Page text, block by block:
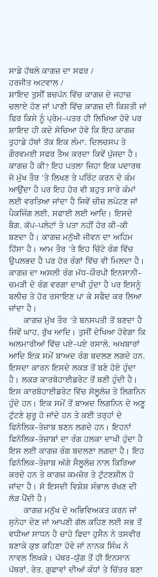
ਸਾਡੇ ਹੱਥਲੇ ਕਾਗਜ਼ ਦਾ ਸਫਰ /
ਹਰਜੀਤ ਅਟਵਾਲ /
ਸ਼ਾਇਦ ਤੁਸੀਂ ਬਚਪੱਨ ਵਿੱਚ ਕਾਗਜ਼ ਦੇ ਜਹਾਜ਼
ਚਲਾਏ ਹੋਣ ਜਾਂ ਪਾਣੀ ਵਿੱਚ ਕਾਗਜ਼ ਦੀ ਕਿਸ਼ਤੀ ਜਾਂ
ਫਿਰ ਕਿਸੇ ਨੂੰ ਪ੍ਰੇਮ-ਪਤਰ ਹੀ ਲਿਖਿਆ ਹੋਵੇ ਪਰ
ਸ਼ਾਇਦ ਹੀ ਕਦੇ ਸੋਚਿਆ ਹੋਵੇ ਕਿ ਇਹ ਕਾਗਜ਼
ਤੁਹਾਡੇ ਹੱਥਾਂ ਤੱਕ ਇਕ ਲੰਮਾ, ਦਿਲਚਸਪ ਤੇ
ਗੌਰਵਮਈ ਸਫਰ ਤੈਅ ਕਰਦਾ ਕਿਵੇਂ ਪੁੱਜਦਾ ਹੈ।
ਕਾਗਜ਼ ਹੈ ਕੀ? ਇਹ ਪਤਲਾ ਜਿਹਾ ਇਕ ਪਦਾਰਥ
ਜੋ ਮੁੱਖ ਤੌਰ ‘ਤੇ ਲਿਖਣ ਤੇ ਪਰਿੰਟ ਕਰਨ ਦੇ ਕੰਮ
ਆਉਂਦਾ ਹੈ ਪਰ ਇਹ ਹੋਰ ਵੀ ਬਹੁਤ ਸਾਰੇ ਕੰਮਾਂ
ਲਈ ਵਰਤਿਆ ਜਾਂਦਾ ਹੈ ਜਿਵੇਂ ਚੀਜ਼ ਲਪੇਟਣ ਜਾਂ
ਪੈਕਜਿੰਗ ਲਈ, ਸਫਾਈ ਲਈ ਆਦਿ। ਇਸਦੇ
ਬੈਗ, ਕੱਪ-ਪਲੇਟਾਂ ਤੇ ਪਤਾ ਨਹੀਂ ਹੋਰ ਕੀ-ਕੀ
ਬਣਦਾ ਹੈ। ਕਾਗਜ਼ ਮਨੁੱਖੀ ਜੀਵਨ ਦਾ ਅਹਿਮ
ਹਿੱਸਾ ਹੈ। ਆਮ ਤੌਰ ‘ਤੇ ਇਹ ਚਿੱਟੇ ਰੰਗ ਵਿੱਚ
ਉਪਲਭਦ ਹੈ ਪਰ ਹੋਰ ਰੰਗਾਂ ਵਿੱਚ ਵੀ ਮਿਲਦਾ ਹੈ।
ਕਾਗਜ਼ ਦਾ ਅਸਲੀ ਰੰਗ ਮੱਧ-ਯੌਰਪੀ ਇਨਸਾਨੀ-
ਚਮੜੀ ਦੇ ਰੰਗ ਵਰਗਾ ਦਾਖੀ ਹੁੰਦਾ ਹੈ ਪਰ ਇਸਨੂੰ
ਬਲੀਚ ਤੇ ਹੋਰ ਰਸਾਇਣ ਪਾ ਕੇ ਸਫੈਦ ਕਰ ਲਿਆ
ਜਾਂਦਾ ਹੈ।
ਜਿਵੇਂ ਘਾਹ, ਰੁੱਖ ਆਦਿ। ਤੁਸੀਂ ਦੇਖਿਆ ਹੋਵੇਗਾ ਕਿ
ਅਲਮਾਰੀਆਂ ਵਿੱਚ ਪਏ-ਪਏ ਰਸਾਲੇ, ਅਖਬਾਰਾਂ
ਆਦਿ ਇਕ ਸਮੇਂ ਬਾਅਦ ਰੰਗ ਬਦਲਣ ਲਗਦੇ ਹਨ,
ਇਸਦਾ ਕਾਰਨ ਇਸਦੇ ਲਕੜ ਤੋਂ ਬਣੇ ਹੋਏ ਹੁੰਦਾ
ਹੈ। ਲਕੜ ਕਾਰਬੋਹਾਈਡਰੇਟ ਤੋਂ ਬਣੀ ਹੁੰਦੀ ਹੈ।
ਇਸ ਕਾਰਬੋਹਾਈਡਰੇਟ ਵਿੱਚ ਸੋਲੂਲੋਜ਼ ਤੇ ਲਿਗਨਿਨ
ਹੁੰਦੇ ਹਨ। ਇਕ ਸਮੇਂ ਤੋਂ ਬਾਅਦ ਲਿਗਨਿਨ ਦੇ ਅਣੂ
ਟੁੱਟਣੇ ਸ਼ੁਰੂ ਹੋ ਜਾਂਦੇ ਹਨ ਤੇ ਕਈ ਤਰ੍ਹਾਂ ਦੇ
ਫਿਨੋਲਿਕ-ਤੇਜ਼ਾਬ ਬਣਨ ਲਗਦੇ ਹਨ। ਇਹਨਾਂ
ਫਿਨੋਲਿਕ-ਤੇਜ਼ਾਬਾਂ ਦਾ ਰੰਗ ਹਲਕਾ ਦਾਖੀ ਹੁੰਦਾ ਹੈ
ਇਸ ਲਈ ਕਾਗਜ਼ ਰੰਗ ਬਦਲਣਾ ਲਗਦਾ ਹੈ। ਇਹ
ਫਿਨੋਲਿਕ-ਤੇਜ਼ਾਬ ਅੱਗੇ ਸੈਲੂਲੋਜ਼ ਨਾਲ ਕਿਰਿਆ
ਕਰਦੇ ਹਨ ਤੇ ਕਾਗਜ਼ ਕਮਜ਼ੋਰ ਤੇ ਟੁੱਟਣਸ਼ੀਲ ਹੋ
ਜਾਂਦਾ ਹੈ। ਸੋ ਇਸਦੀ ਵਿਸ਼ੇਸ਼ ਸੰਭਾਲ ਰੱਖਣ ਦੀ
ਲੋੜ ਪੈਂਦੀ ਹੈ।
ਸੁਨੇਹਾ ਦੇਣ ਜਾਂ ਆਪਣੀ ਗੱਲ ਕਹਿਣ ਲਈ ਸਭ ਤੋਂ
ਵਧੀਆ ਸਾਧਨ ਹੈ ਚਾਹੇ ਫਿਦਾ ਹੁਸੈਨ ਨੇ ਤਸਵੀਰ
ਬਣਾਕੇ ਕੁਝ ਕਹਿਣਾ ਹੋਵੇ ਜਾਂ ਨਾਨਕ ਸਿੰਘ ਨੇ
ਨਾਵਲ ਲਿਖਕੇ। ਪੱਥਰ-ਯੁੱਗ ਤੋਂ ਹੀ ਇਨਸਾਨ
ਪੱਥਰਾਂ, ਰੇਤ, ਗੁਫਾਵਾਂ ਦੀਆਂ ਕੰਧਾਂ ਤੇ ਚਿੱਤਰ ਬਣਾ